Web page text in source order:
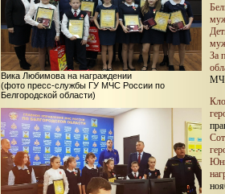
Вика Любимова на награждении
(фото пресс-службы ГУ МЧС России по
Белгородской области)
За